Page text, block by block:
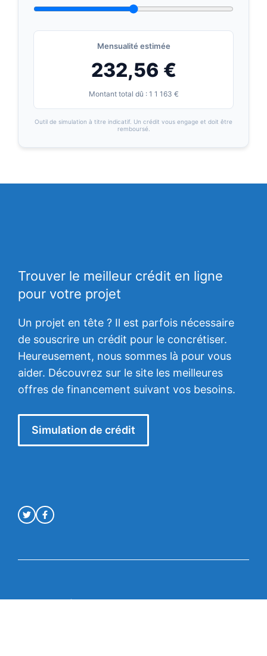
Mensualité estimée
232,56 €
Montant total dû : 1 1 163 €
Outil de simulation à titre indicatif. Un crédit vous engage et doit être
remboursé.
Trouver le meilleur crédit en ligne
pour votre projet
Un projet en tête ? Il est parfois nécessaire
de souscrire un crédit pour le concrétiser.
Heureusement, nous sommes là pour vous
aider. Découvrez sur le site les meilleures
offres de financement suivant vos besoins.
Simulation de crédit